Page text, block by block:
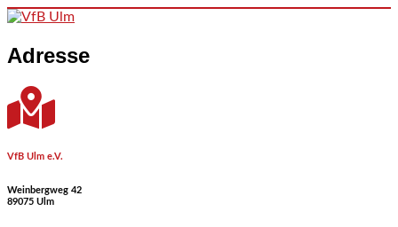
Skip to content
Adresse
VfB Ulm e.V.
Weinbergweg 42
89075 Ulm